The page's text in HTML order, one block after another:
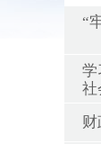
“
学
社
财